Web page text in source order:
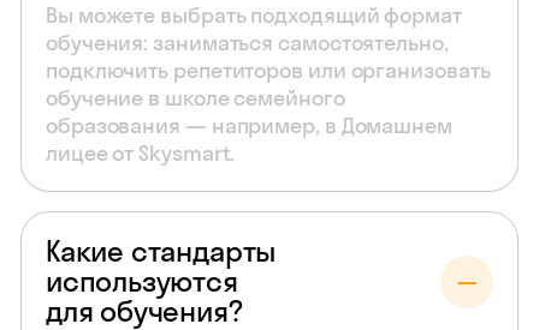
Вы можете выбрать подходящий формат
обучения: заниматься самостоятельно,
подключить репетиторов или организовать
обучение в школе семейного
образования — например, в Домашнем
лицее от Skysmart.
Какие стандарты
используются
для обучения?